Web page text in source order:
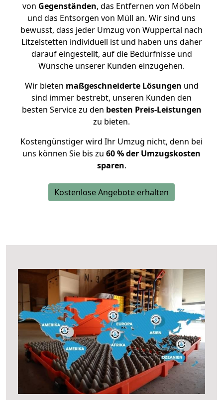
von Gegenständen, das Entfernen von Möbeln
und das Entsorgen von Müll an. Wir sind uns
bewusst, dass jeder Umzug von Wuppertal nach
Litzelstetten individuell ist und haben uns daher
darauf eingestellt, auf die Bedürfnisse und
Wünsche unserer Kunden einzugehen.
Wir bieten maßgeschneiderte Lösungen und
sind immer bestrebt, unseren Kunden den
besten Service zu den besten Preis-Leistungen
zu bieten.
Kostengünstiger wird Ihr Umzug nicht, denn bei
uns können Sie bis zu 60 % der Umzugskosten
sparen.
Kostenlose Angebote erhalten